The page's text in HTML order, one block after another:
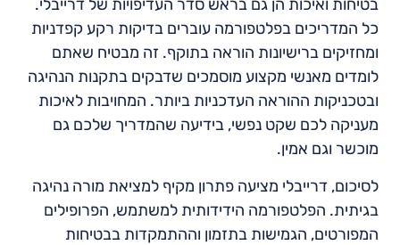
בטיחות ואיכות הן גם בראש סדר העדיפויות של דרייבלי.
כל המדריכים בפלטפורמה עוברים בדיקות רקע קפדניות
ומחזיקים ברישיונות הוראה בתוקף. זה מבטיח שאתם
לומדים מאנשי מקצוע מוסמכים שדבקים בתקנות הנהיגה
ובטכניקות ההוראה העדכניות ביותר. המחויבות לאיכות
מעניקה לכם שקט נפשי, בידיעה שהמדריך שלכם גם
מוכשר וגם אמין.
לסיכום, דרייבלי מציעה פתרון מקיף למציאת מורה נהיגה
בגיתית. הפלטפורמה הידידותית למשתמש, הפרופילים
המפורטים, הגמישות בתזמון וההתמקדות בבטיחות